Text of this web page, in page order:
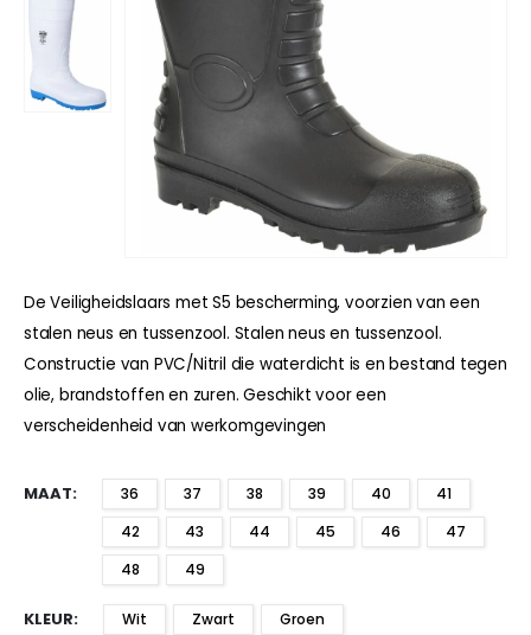
De Veiligheidslaars met S5 bescherming, voorzien van een
stalen neus en tussenzool. Stalen neus en tussenzool.
Constructie van PVC/Nitril die waterdicht is en bestand tegen
olie, brandstoffen en zuren. Geschikt voor een
verscheidenheid van werkomgevingen
MAAT 36 37 38 39 40
41
42
43 44 45 46
47
48
49
KLEUR Wit Zwart Groen